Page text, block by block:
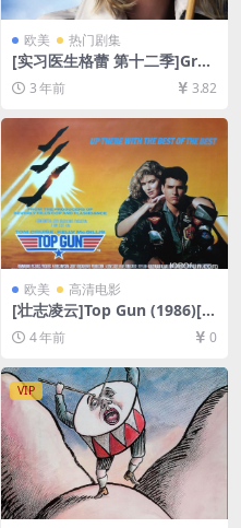
欧美 热门剧集
[实习医生格蕾 第十二季]Gre
y’s Anatomy Season 12 (20
15)[百度网盘+夸克网盘1080P
放/下载][MP4/66GB][奈飞官
方中字]
3 年前 3.82
欧美 高清电影
[壮志凌云]Top Gun (1986)[百
度网盘+迅雷云盘资源1080P
超清未删减][MP4/6.8GB][中
英字幕]
4 年前 0
VIP